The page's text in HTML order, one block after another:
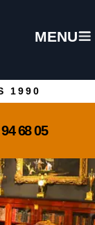
MENU
1990
68 05